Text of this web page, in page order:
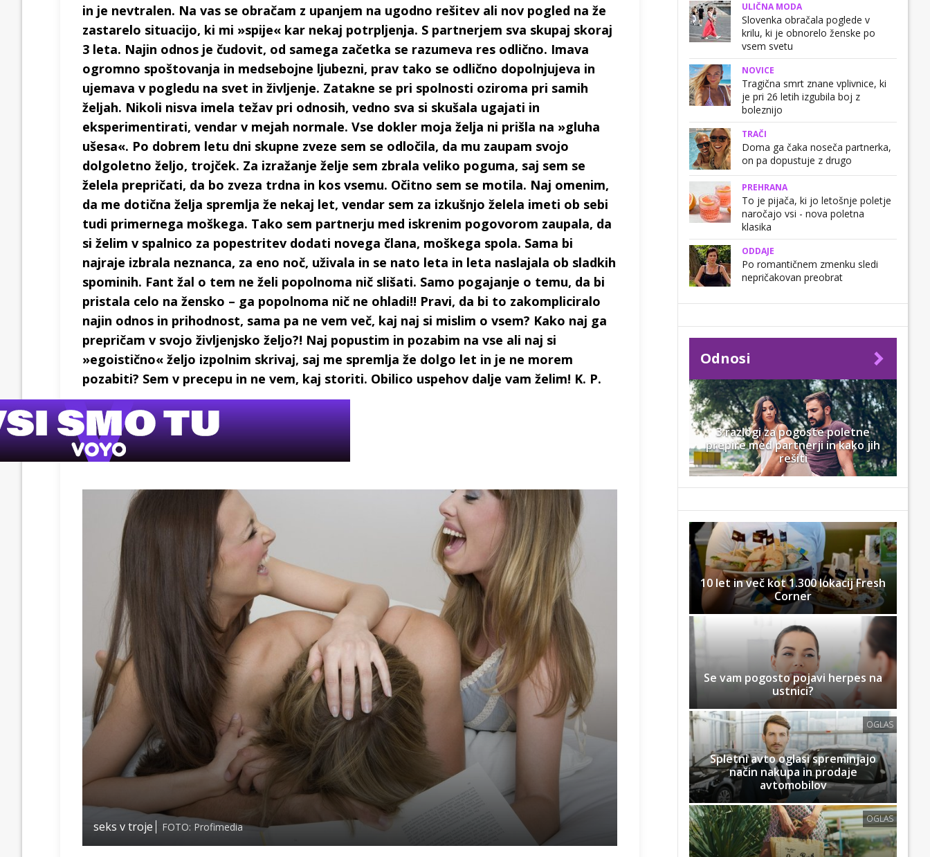
in je nevtralen. Na vas se obračam z upanjem na ugodno rešitev ali nov pogled na že
zastarelo situacijo, ki mi »spije« kar nekaj potrpljenja. S partnerjem sva skupaj skoraj
3 leta. Najin odnos je čudovit, od samega začetka se razumeva res odlično. Imava
ogromno spoštovanja in medsebojne ljubezni, prav tako se odlično dopolnjujeva in
ujemava v pogledu na svet in življenje. Zatakne se pri spolnosti oziroma pri samih
željah. Nikoli nisva imela težav pri odnosih, vedno sva si skušala ugajati in
eksperimentirati, vendar v mejah normale. Vse dokler moja želja ni prišla na »gluha
ušesa«. Po dobrem letu dni skupne zveze sem se odločila, da mu zaupam svojo
dolgoletno željo, trojček. Za izražanje želje sem zbrala veliko poguma, saj sem se
želela prepričati, da bo zveza trdna in kos vsemu. Očitno sem se motila. Naj omenim,
da me dotična želja spremlja že nekaj let, vendar sem za izkušnjo želela imeti ob sebi
tudi primernega moškega. Tako sem partnerju med iskrenim pogovorom zaupala, da
si želim v spalnico za popestritev dodati novega člana, moškega spola. Sama bi
najraje izbrala neznanca, za eno noč, uživala in se nato leta in leta naslajala ob sladkih
spominih. Fant žal o tem ne želi popolnoma nič slišati. Samo pogajanje o temu, da bi
pristala celo na žensko – ga popolnoma nič ne ohladi!! Pravi, da bi to zakompliciralo
najin odnos in prihodnost, sama pa ne vem več, kaj naj si mislim o vsem? Kako naj ga
prepričam v svojo življenjsko željo?! Naj popustim in pozabim na vse ali naj si
»egoistično« željo izpolnim skrivaj, saj me spremlja že dolgo let in je ne morem
pozabiti? Sem v precepu in ne vem, kaj storiti. Obilico uspehov dalje vam želim! K. P.
seks v troje FOTO: Profimedia
ULIČNA MODA
Slovenka obračala poglede v
krilu, ki je obnorelo ženske po
vsem svetu
NOVICE
Tragična smrt znane vplivnice, ki
je pri 26 letih izgubila boj z
boleznijo
TRAČI
Doma ga čaka noseča partnerka,
on pa dopustuje z drugo
PREHRANA
To je pijača, ki jo letošnje poletje
naročajo vsi - nova poletna
klasika
ODDAJE
Po romantičnem zmenku sledi
nepričakovan preobrat
Odnosi
3 razlogi za pogoste poletne
prepire med partnerji in kako jih
rešiti
10 let in več kot 1.300 lokacij Fresh
Corner
Se vam pogosto pojavi herpes na
ustnici?
OGLAS
Spletni avto oglasi spreminjajo
način nakupa in prodaje
avtomobilov
OGLAS